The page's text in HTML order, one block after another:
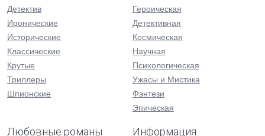
Детектив
Иронические
Исторические
Классические
Крутые
Триллеры
Шпионские
Героическая
Детективная
Космическая
Научная
Психологическая
Ужасы и Мистика
Фэнтези
Эпическая
Любовные романы Информация